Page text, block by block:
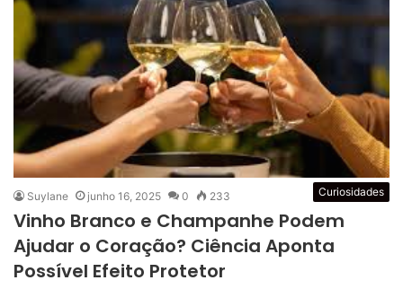
Curiosidades
Suylane junho 16, 2025 0 233
Vinho Branco e Champanhe Podem
Ajudar o Coração? Ciência Aponta
Possível Efeito Protetor